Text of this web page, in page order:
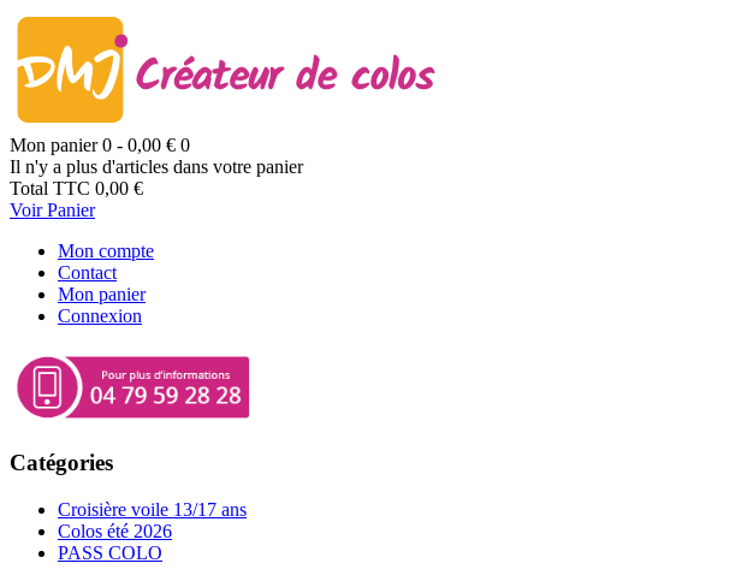
Mon panier 0 - 0,00 € 0
Il n'y a plus d'articles dans votre panier
Total TTC 0,00 €
Voir Panier
Mon compte
Contact
Mon panier
Connexion
Catégories
Croisière voile 13/17 ans
Colos été 2026
PASS COLO